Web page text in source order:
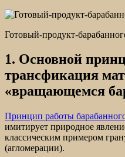
Готовый-продукт-
1. Основной
трансфикация
«вращающемся
Принцип работы
имитирует природное
классическим примером
(агломерации).